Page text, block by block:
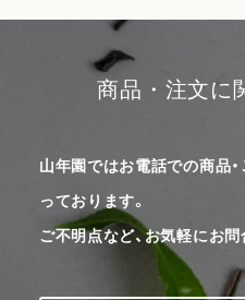
商品・注文に
山年園ではお電話での商品
っております。
ご不明点など、お気軽にお